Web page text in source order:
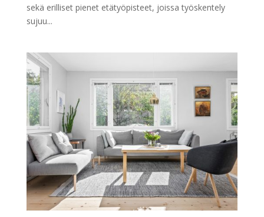
sekä erilliset pienet etätyöpisteet, joissa työskentely
sujuu...